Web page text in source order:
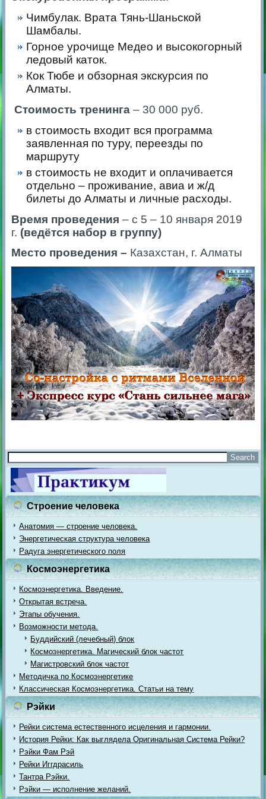
Чимбулак. Врата Тянь-Шаньской
Шамбалы.
Горное урочище Медео и высокогорный
ледовый каток.
Кок Тюбе и обзорная экскурсия по
Алматы.
Стоимость тренинга – 30 000 руб.
в стоимость входит вся программа
заявленная по туру, переезды по
маршруту
в стоимость не входит и оплачивается
отдельно – проживание, авиа и ж/д
билеты до Алматы и личные расходы.
Время проведения – с 5 – 10 января 2019
г. (ведётся набор в группу)
Место проведения – Казахстан, г. Алматы
Строение человека
Анатомия — строение человека.
Энергетическая структура человека
Радуга энергетического поля
Космоэнергетика
Космоэнергетика. Введение.
Открытая встреча.
Этапы обучения.
Возможности метода.
Буддийский (лечебный) блок
Космоэнергетика. Магический блок частот
Магистровский блок частот
Методичка по Космоэнергетике
Классическая Космоэнергетика. Статьи на тему
Рэйки
Рейки система естественного исцеления и гармонии.
История Рейки: Как выглядела Оригинальная Система Рейки?
Рэйки Фам Рэй
Рейки Иггдрасиль
Тантра Рэйки.
Рэйки — исполнение желаний.